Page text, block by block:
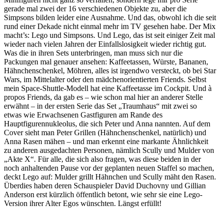
gerade mal zwei der 16 verschiedenen Objekte zu, aber die
Simpsons bilden leider eine Ausnahme. Und das, obwohl ich die seit
rund einer Dekade nicht einmal mehr im TV gesehen habe. Der Mix
macht’s: Lego und Simpsons. Und Lego, das ist seit einiger Zeit mal
wieder nach vielen Jahren der Einfallslosigkeit wieder richtig gut.
Was die in ihren Sets unterbringen, man muss sich nur die
Packungen mal genauer ansehen: Kaffeetassen, Würste, Bananen,
Hähnchenschenkel, Möhren, alles ist irgendwo versteckt, ob bei Star
Wars, im Mittelalter oder den mädchenorientierten Friends. Selbst
mein Space-Shuttle-Modell hat eine Kaffeetasse im Cockpit. Und à
propos Friends, da gab es – wie schon mal hier an anderer Stelle
erwähnt – in der ersten Serie das Set „Traumhaus“ mit zwei so
etwas wie Erwachsenen Gastfiguren am Rande des
Hauptfigurennukleolus, die sich Peter und Anna nannten. Auf dem
Cover sieht man Peter Grillen (Hähnchenschenkel, natürlich) und
Anna Rasen mähen – und man erkennt eine markante Ähnlichkeit
zu anderen ausgedachten Personen, nämlich Scully und Mulder von
„Akte X“. Für alle, die sich also fragen, was diese beiden in der
noch anhaltenden Pause vor der geplanten neuen Staffel so machen,
deckt Lego auf: Mulder grillt Hähnchen und Scully mäht den Rasen.
Überdies haben deren Schauspieler David Duchovny und Gillian
Anderson erst kürzlich öffentlich betont, wie sehr sie eine Lego-
Version ihrer Alter Egos wünschten. Längst erfüllt!